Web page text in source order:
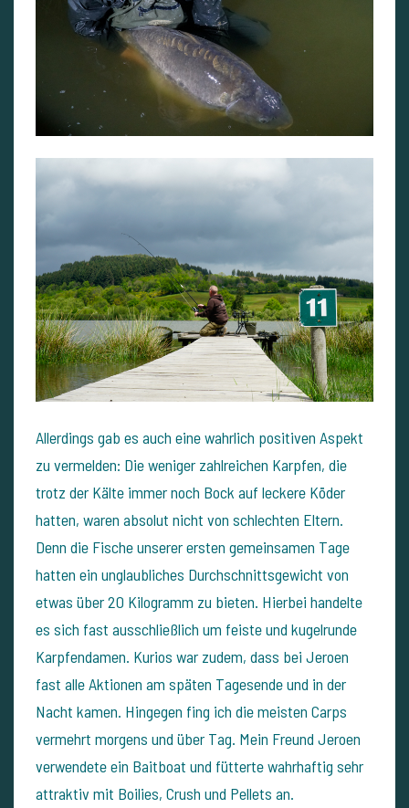
Allerdings gab es auch eine wahrlich positiven Aspekt
zu vermelden: Die weniger zahlreichen Karpfen, die
trotz der Kälte immer noch Bock auf leckere Köder
hatten, waren absolut nicht von schlechten Eltern.
Denn die Fische unserer ersten gemeinsamen Tage
hatten ein unglaubliches Durchschnittsgewicht von
etwas über 20 Kilogramm zu bieten. Hierbei handelte
es sich fast ausschließlich um feiste und kugelrunde
Karpfendamen. Kurios war zudem, dass bei Jeroen
fast alle Aktionen am späten Tagesende und in der
Nacht kamen. Hingegen fing ich die meisten Carps
vermehrt morgens und über Tag. Mein Freund Jeroen
verwendete ein Baitboat und fütterte wahrhaftig sehr
attraktiv mit Boilies, Crush und Pellets an.